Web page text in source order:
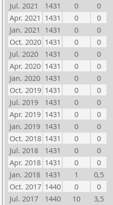
Jul. 2021
1431 0
0
Apr. 2021 1431 0
0
Jan. 2021 1431 0
0
Oct. 2020 1431 0
0
Jul. 2020
1431 0
0
Apr. 2020 1431 0
0
Jan. 2020 1431 0
0
Oct. 2019 1431 0
0
Jul. 2019
1431 0
0
Apr. 2019 1431 0
0
Jan. 2019 1431 0
0
Oct. 2018 1431 0
0
Jul. 2018
1431 0
0
Apr. 2018 1431 0
0
Jan. 2018 1431 1
0,5
Oct. 2017 1440 0
0
Jul. 2017
1440 10
3,5